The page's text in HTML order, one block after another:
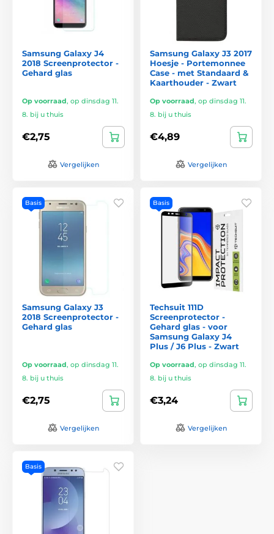
Samsung Galaxy J4
2018 Screenprotector -
Gehard glas
Op voorraad, op dinsdag 11.
8. bij u thuis
€2,75
Vergelijken
Samsung Galaxy J3 2017
Hoesje - Portemonnee
Case - met Standaard &
Kaarthouder - Zwart
Op voorraad, op dinsdag 11.
8. bij u thuis
€4,89
Vergelijken
Basis
Samsung Galaxy J3
2018 Screenprotector -
Gehard glas
Op voorraad, op dinsdag 11.
8. bij u thuis
€2,75
Vergelijken
Basis
Techsuit 111D
Screenprotector -
Gehard glas - voor
Samsung Galaxy J4
Plus / J6 Plus - Zwart
Op voorraad, op dinsdag 11.
8. bij u thuis
€3,24
Vergelijken
Basis